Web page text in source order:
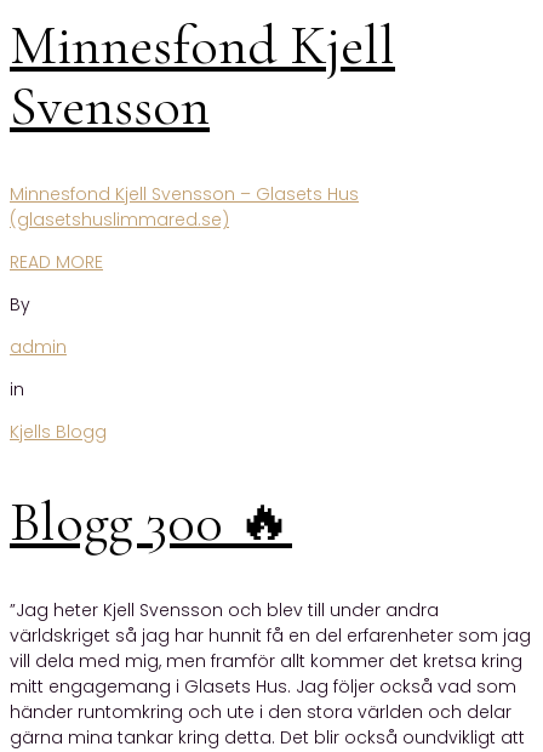
Minnesfond Kjell
Svensson
Minnesfond Kjell Svensson – Glasets Hus
(glasetshuslimmared.se)
READ MORE
By
admin
in
Kjells Blogg
Blogg 300 🔥
”Jag heter Kjell Svensson och blev till under andra
världskriget så jag har hunnit få en del erfarenheter som jag
vill dela med mig, men framför allt kommer det kretsa kring
mitt engagemang i Glasets Hus. Jag följer också vad som
händer runtomkring och ute i den stora världen och delar
gärna mina tankar kring detta. Det blir också oundvikligt att